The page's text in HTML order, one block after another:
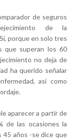
de seguros
de la
porque en solo tres
que superan los 60
no deja de
ha querido señalar
así como
aparecer a partir de
de las ocasiones la
años -se dice que